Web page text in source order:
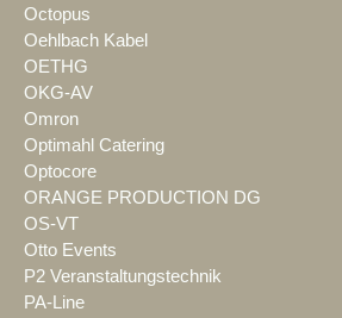
Octopus
Oehlbach Kabel
OETHG
OKG-AV
Omron
Optimahl Catering
Optocore
ORANGE PRODUCTION DG
OS-VT
Otto Events
P2 Veranstaltungstechnik
PA-Line